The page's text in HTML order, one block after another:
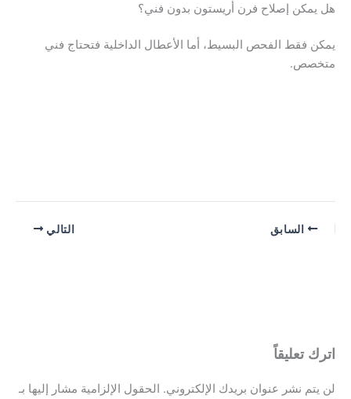
هل يمكن إصلاح فرن أريستون بدون فني؟
يمكن فقط الفحص البسيط، أما الأعطال الداخلية فتحتاج فني
متخصص.
السابق التالي
اترك تعليقاً
لن يتم نشر عنوان بريدك الإلكتروني. الحقول الإلزامية مشار إليها بـ